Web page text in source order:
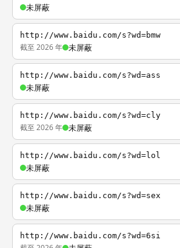
未屏蔽
http://www.baidu.com/s?wd=bmw
截至 2026 年 未屏蔽
http://www.baidu.com/s?wd=ass
未屏蔽
http://www.baidu.com/s?wd=cly
截至 2026 年 未屏蔽
http://www.baidu.com/s?wd=lol
未屏蔽
http://www.baidu.com/s?wd=sex
未屏蔽
http://www.baidu.com/s?wd=6si